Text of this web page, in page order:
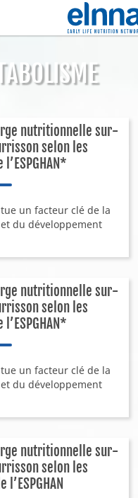
Se connecter
nutritionnelle sur-
selon les
un facteur clé de la
du développement
nutritionnelle sur-
selon les
un facteur clé de la
du développement
nutritionnelle sur-
selon les